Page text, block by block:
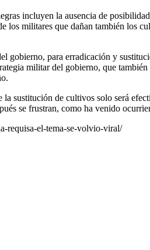
incluyen la ausencia de
los militares que dañan también los
gobierno, para erradicación y
militar del gobierno, que
la sustitución de cultivos solo será
se frustran, como ha venido
requisa-el-tema-se-volvio-viral/